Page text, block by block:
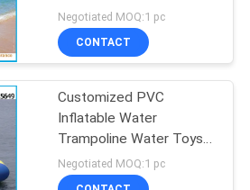
Years Warranty
Negotiated MOQ:1 pc
CONTACT
Customized PVC
Inflatable Water
Trampoline Water Toys
For Water Park
Equipment
Negotiated MOQ:1 pc